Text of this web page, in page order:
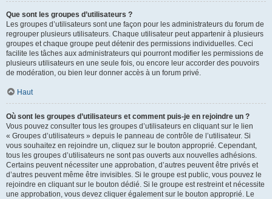
Que sont les groupes d’utilisateurs ?
Les groupes d’utilisateurs sont une façon pour les administrateurs du forum de
regrouper plusieurs utilisateurs. Chaque utilisateur peut appartenir à plusieurs
groupes et chaque groupe peut détenir des permissions individuelles. Ceci
facilite les tâches aux administrateurs qui pourront modifier les permissions de
plusieurs utilisateurs en une seule fois, ou encore leur accorder des pouvoirs
de modération, ou bien leur donner accès à un forum privé.
Haut
Où sont les groupes d’utilisateurs et comment puis-je en rejoindre un ?
Vous pouvez consulter tous les groupes d’utilisateurs en cliquant sur le lien
« Groupes d’utilisateurs » depuis le panneau de contrôle de l’utilisateur. Si
vous souhaitez en rejoindre un, cliquez sur le bouton approprié. Cependant,
tous les groupes d’utilisateurs ne sont pas ouverts aux nouvelles adhésions.
Certains peuvent nécessiter une approbation, d’autres peuvent être privés et
d’autres peuvent même être invisibles. Si le groupe est public, vous pouvez le
rejoindre en cliquant sur le bouton dédié. Si le groupe est restreint et nécessite
une approbation, vous devez cliquer également sur le bouton approprié. Le